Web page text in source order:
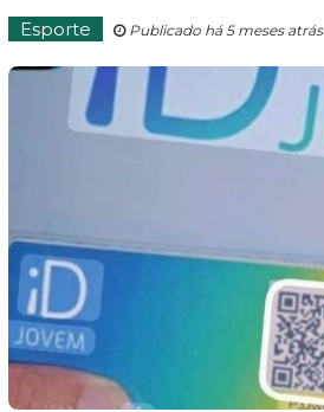
Esporte Publicado há 5 meses atrás